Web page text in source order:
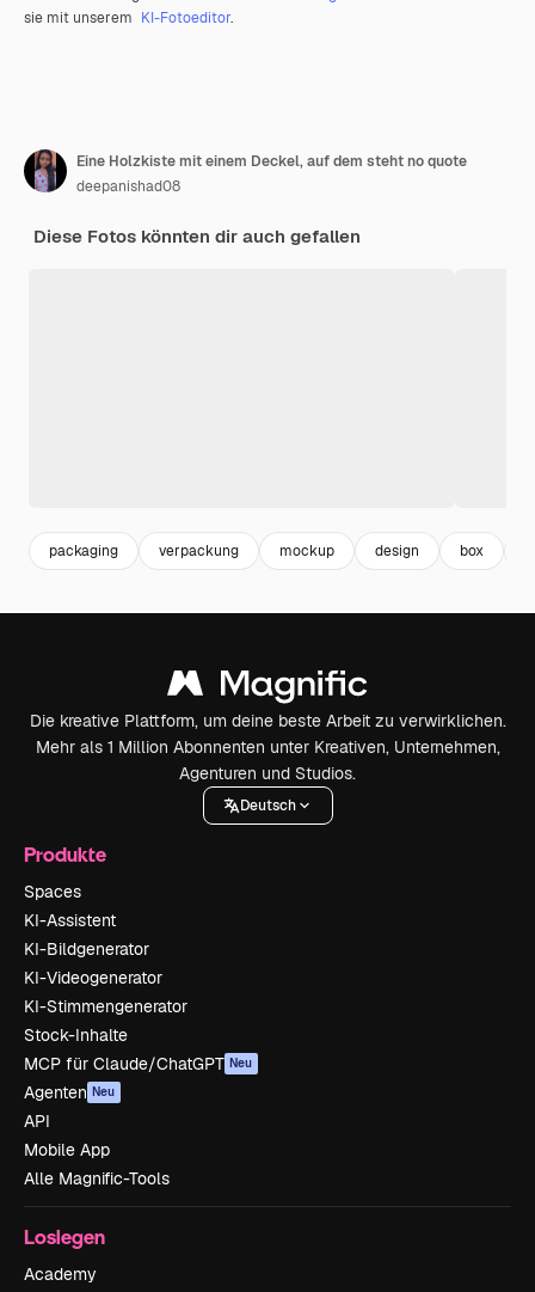
sie mit unserem KI-Fotoeditor.
Eine Holzkiste mit einem Deckel, auf dem steht no quote
deepanishad08
Diese Fotos könnten dir auch gefallen
packaging verpackung mockup design box
Die kreative Plattform, um deine beste Arbeit zu verwirklichen.
Mehr als 1 Million Abonnenten unter Kreativen, Unternehmen,
Agenturen und Studios.
Deutsch
Produkte
Spaces
KI-Assistent
KI-Bildgenerator
KI-Videogenerator
KI-Stimmengenerator
Stock-Inhalte
MCP für Claude/ChatGPT Neu
Agenten Neu
API
Mobile App
Alle Magnific-Tools
Loslegen
Academy